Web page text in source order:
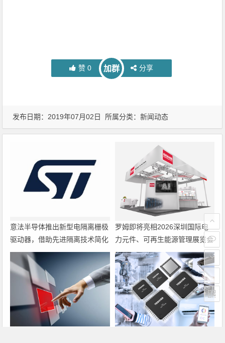
赞 0 加群 分享
发布日期：2019年07月02日 所属分类：新闻动态
意法半导体推出新型电隔离栅极
驱动器，借助先进隔离技术简化
电源设计
罗姆即将亮相2026深圳国际电
力元件、可再生能源管理展览会
暨研讨会